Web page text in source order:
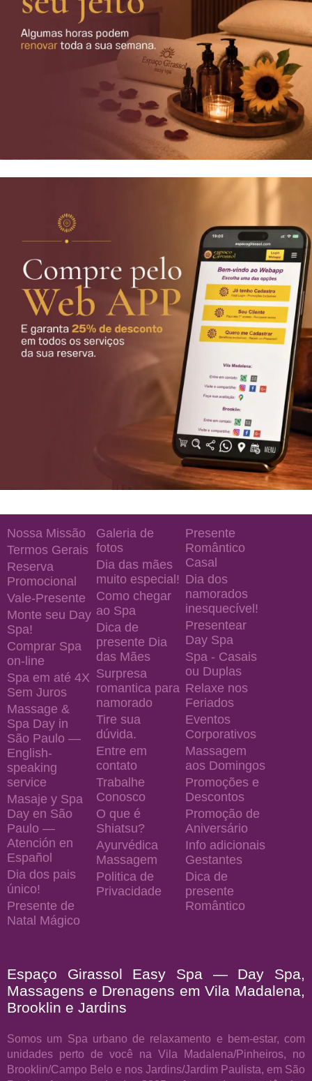
Nossa Missão
Termos Gerais
Reserva
Promocional
Vale-Presente
Monte seu Day
Spa!
Comprar Spa
on-line
Spa em até 4X
Sem Juros
Massage &
Spa Day in
São Paulo —
English-
speaking
service
Masaje y Spa
Day en São
Paulo —
Atención en
Español
Dia dos pais
único!
Presente de
Natal Mágico
Galeria de
fotos
Dia das mães
muito especial!
Como chegar
ao Spa
Dica de
presente Dia
das Mães
Surpresa
romantica para
namorado
Tire sua
dúvida.
Entre em
contato
Trabalhe
Conosco
O que é
Shiatsu?
Ayurvédica
Massagem
Politica de
Privacidade
Presente
Romântico
Casal
Dia dos
namorados
inesquecível!
Presentear
Day Spa
Spa - Casais
ou Duplas
Relaxe nos
Feriados
Eventos
Corporativos
Massagem
aos Domingos
Promoções e
Descontos
Promoção de
Aniversário
Info adicionais
Gestantes
Dica de
presente
Romântico
Espaço Girassol Easy Spa — Day Spa,
Massagens e Drenagens em Vila Madalena,
Brooklin e Jardins
Somos um Spa urbano de relaxamento e bem-estar, com
unidades perto de você na Vila Madalena/Pinheiros, no
Brooklin/Campo Belo e nos Jardins/Jardim Paulista, em São